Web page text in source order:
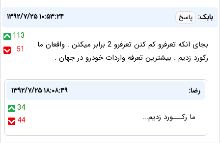
بابک: پاسخ
۱۳۹۲/۷/۲۵ ۱۰:۵۳:۲۴
113
51
بجای انکه تعرفرو کم کنن تعرفرو 2 برابر میکنن . واقعان ما
رکورد زدیم . بیشترین تعرفه واردات خودرو در جهان .
رضا:
۱۳۹۲/۷/۲۵ ۱۸:۰۸:۴۹
34
44
ما رکـــورد زدیم...